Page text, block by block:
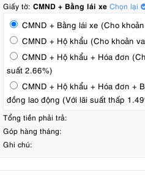
Giấy tờ: CMND + Bằng lái xe Chọn lại
CMND + Bằng lái xe (Cho
CMND + Hộ khẩu (Cho khoản
CMND + Hộ khẩu + Hóa đơn
suất 2.66%)
CMND + Hộ khẩu + Hóa đơn +
đồng lao động (Với lãi suất thấp
Tổng tiền phải trả:
Góp hàng tháng:
Ghi chú: